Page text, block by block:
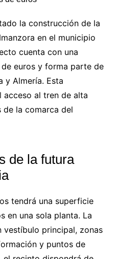
la construcción de la
en el municipio
cuenta con una
euros y forma parte de
y Almería. Esta
al tren de alta
la comarca del
de la futura
tendrá una superficie
en una sola planta. La
vestíbulo principal, zonas
y puntos de